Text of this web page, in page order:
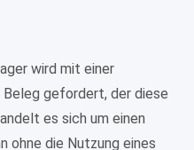
wird mit einer
Beleg gefordert, der diese
es sich um einen
ohne die Nutzung eines